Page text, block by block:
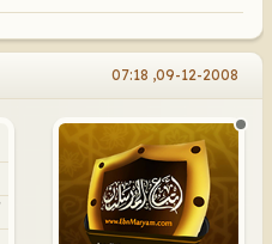
09-12-2008, 07:18